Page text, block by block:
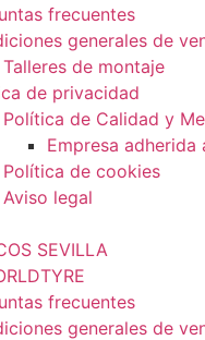
frecuentes
generales de
Talleres de montaje
de privacidad
Política de Calidad y
Empresa adherida
Política de cookies
Aviso legal
SEVILLA
frecuentes
generales de